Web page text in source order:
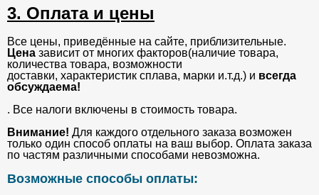
3. Оплата и цены
Все цены, приведённые на сайте, приблизительные.
Цена зависит от многих факторов(наличие товара,
количества товара, возможности
доставки, характеристик сплава, марки и.т.д.) и всегда
обсуждаема!
. Все налоги включены в стоимость товара.
Внимание! Для каждого отдельного заказа возможен
только один способ оплаты на ваш выбор. Оплата заказа
по частям различными способами невозможна.
Возможные способы оплаты: